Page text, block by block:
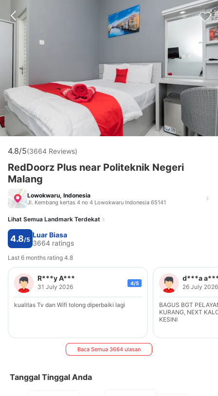
4.8/5(3664 Reviews)
RedDoorz Plus near Politeknik Negeri
Malang
Lowokwaru, Indonesia
Jl. Kembang kertas 4 no 4 Lowokwaru Indonesia 65141
Lihat Semua Landmark Terdekat
4.8/5
Luar Biasa
3664 ratings
Last 6 months rating 4.8
R***y A***
31 July 2026 4/5
kualitas Tv dan Wifi tolong diperbaiki lagi
d***a
26 July 2026
BAGUS BGT
KURANG, NEXT
KESINI
Baca Semua 3664 ulasan
Tanggal Tinggal Anda